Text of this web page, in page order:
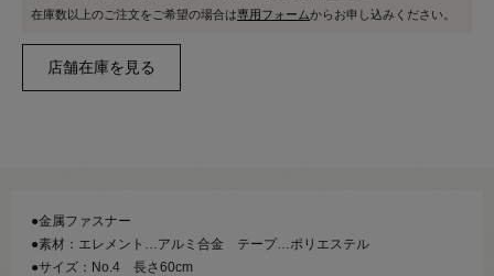
在庫数以上のご注文をご希望の場合は専用フォームからお申し込みください。
●金属ファスナー
●素材：エレメント…アルミ合金 テープ…ポリエステル
●サイズ：No.4 長さ60cm